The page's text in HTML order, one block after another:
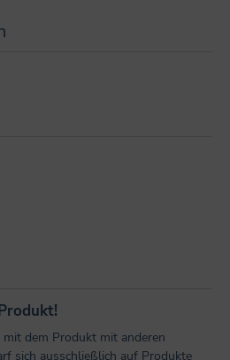
von 4 von 5 Sternen
dem Produkt mit anderen
sich ausschließlich auf Produkte